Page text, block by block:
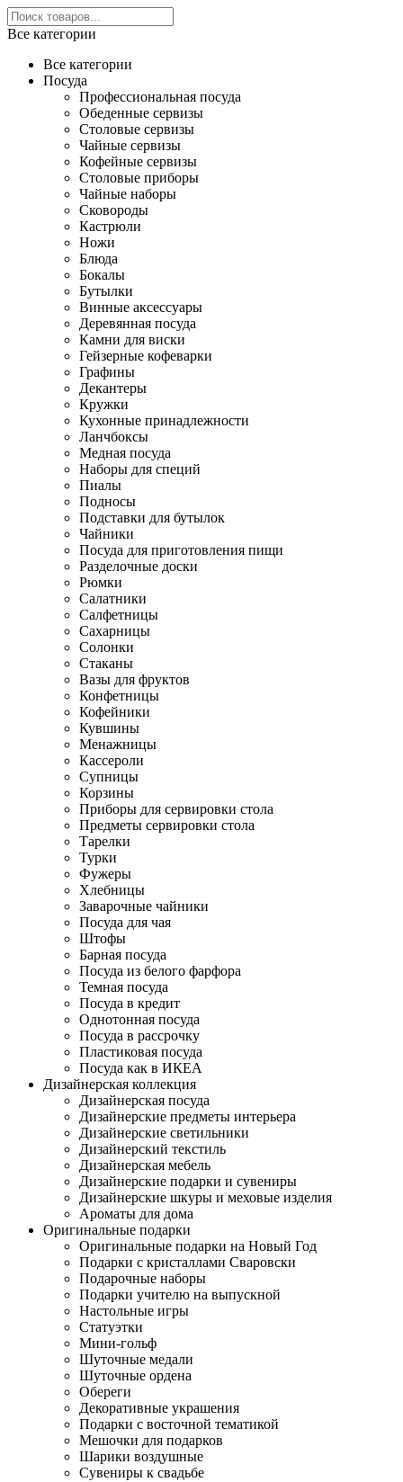
Все категории
Все категории
Посуда
Профессиональная посуда
Обеденные сервизы
Столовые сервизы
Чайные сервизы
Кофейные сервизы
Столовые приборы
Чайные наборы
Сковороды
Кастрюли
Ножи
Блюда
Бокалы
Бутылки
Винные аксессуары
Деревянная посуда
Камни для виски
Гейзерные кофеварки
Графины
Декантеры
Кружки
Кухонные принадлежности
Ланчбоксы
Медная посуда
Наборы для специй
Пиалы
Подносы
Подставки для бутылок
Чайники
Посуда для приготовления пищи
Разделочные доски
Рюмки
Салатники
Салфетницы
Сахарницы
Солонки
Стаканы
Вазы для фруктов
Конфетницы
Кофейники
Кувшины
Менажницы
Кассероли
Супницы
Корзины
Приборы для сервировки стола
Предметы сервировки стола
Тарелки
Турки
Фужеры
Хлебницы
Заварочные чайники
Посуда для чая
Штофы
Барная посуда
Посуда из белого фарфора
Темная посуда
Посуда в кредит
Однотонная посуда
Посуда в рассрочку
Пластиковая посуда
Посуда как в ИКЕА
Дизайнерская коллекция
Дизайнерская посуда
Дизайнерские предметы интерьера
Дизайнерские светильники
Дизайнерский текстиль
Дизайнерская мебель
Дизайнерские подарки и сувениры
Дизайнерские шкуры и меховые изделия
Ароматы для дома
Оригинальные подарки
Оригинальные подарки на Новый Год
Подарки с кристаллами Сваровски
Подарочные наборы
Подарки учителю на выпускной
Настольные игры
Статуэтки
Мини-гольф
Шуточные медали
Шуточные ордена
Обереги
Декоративные украшения
Подарки с восточной тематикой
Мешочки для подарков
Шарики воздушные
Сувениры к свадьбе